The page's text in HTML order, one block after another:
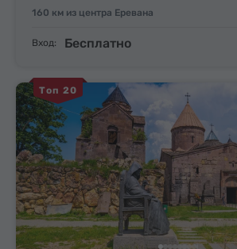
160 км из центра Еревана
Вход: Бесплатно
Топ 20